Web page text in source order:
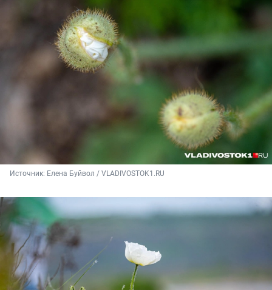
Источник: Елена Буйвол / VLADIVOSTOK1.RU